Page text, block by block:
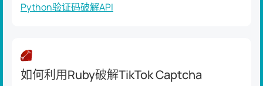
Python验证码破解API
如何利用Ruby破解TikTok Captcha